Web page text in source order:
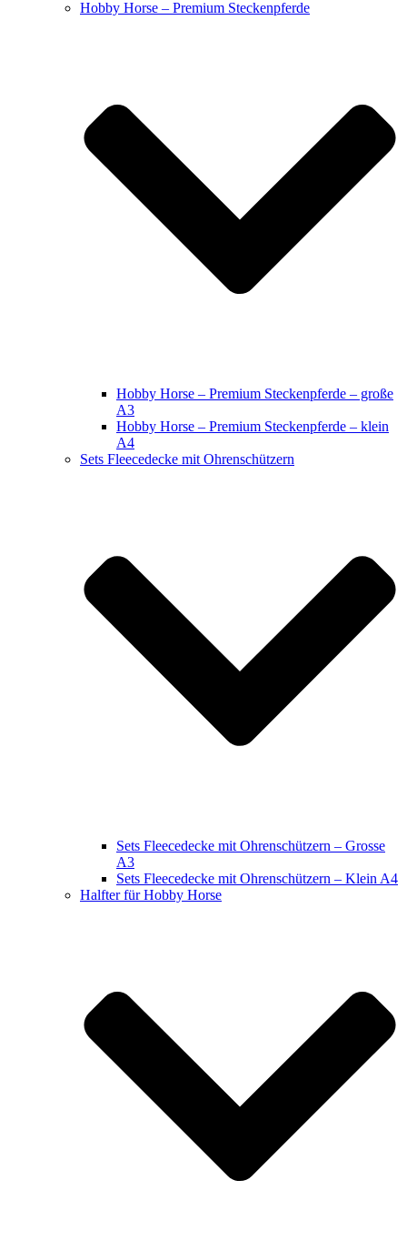
Hobby Horse – Premium Steckenpferde
Hobby Horse – Premium Steckenpferde – große
A3
Hobby Horse – Premium Steckenpferde – klein
A4
Sets Fleecedecke mit Ohrenschützern
Sets Fleecedecke mit Ohrenschützern – Grosse
A3
Sets Fleecedecke mit Ohrenschützern – Klein A4
Halfter für Hobby Horse